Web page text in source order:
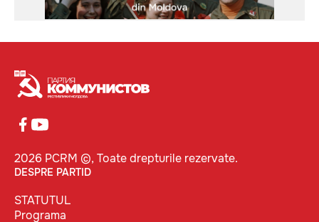
2026 PCRM ©, Toate drepturile rezervate.
DESPRE PARTID
STATUTUL
Programa